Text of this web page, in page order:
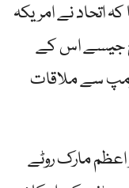
کہ اتحاد نے امریکہ
جیسے اس کے
سے ملاقات
مارک روٹے